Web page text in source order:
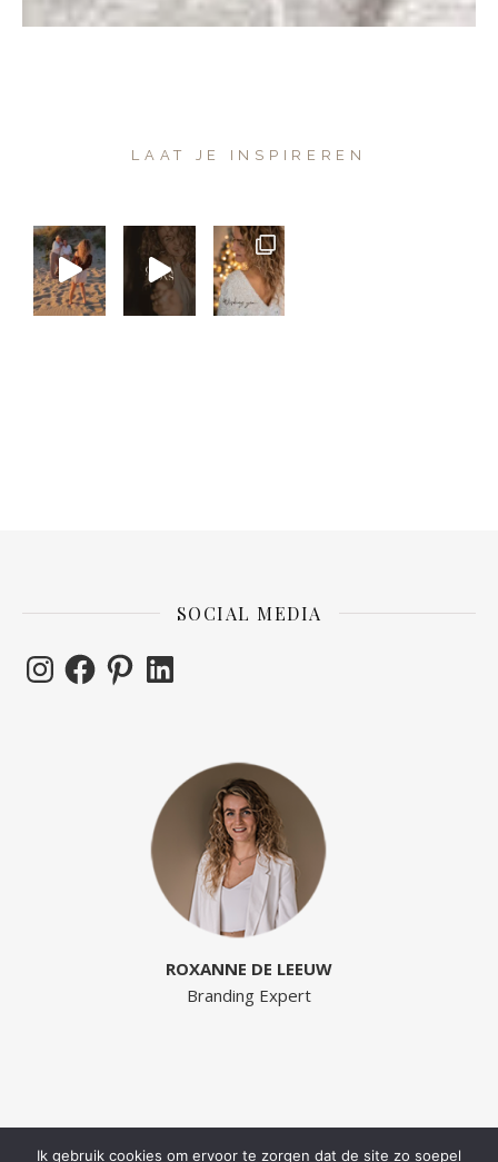
LAAT JE INSPIREREN
SOCIAL MEDIA
ROXANNE DE LEEUW
Branding Expert
Ik gebruik cookies om ervoor te zorgen dat de site zo soepel